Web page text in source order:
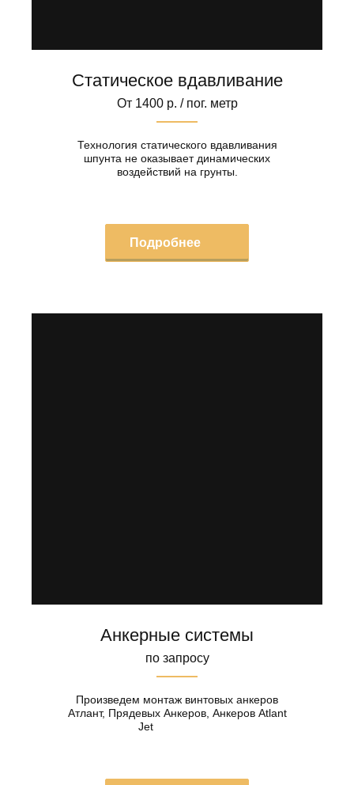
Статическое вдавливание
От 1400 р. / пог. метр
Технология статического вдавливания
шпунта не оказывает динамических
воздействий на грунты.
Подробнее
Анкерные системы
по запросу
Произведем монтаж винтовых анкеров
Атлант, Прядевых Анкеров, Анкеров Atlant
Jet